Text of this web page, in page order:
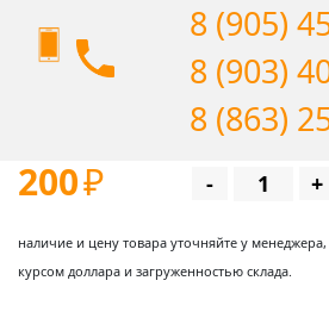
8 (905)
8 (903)
8 (863)
200₽ - +
наличие и цену товара уточняйте у
курсом доллара и загруженностью склада.